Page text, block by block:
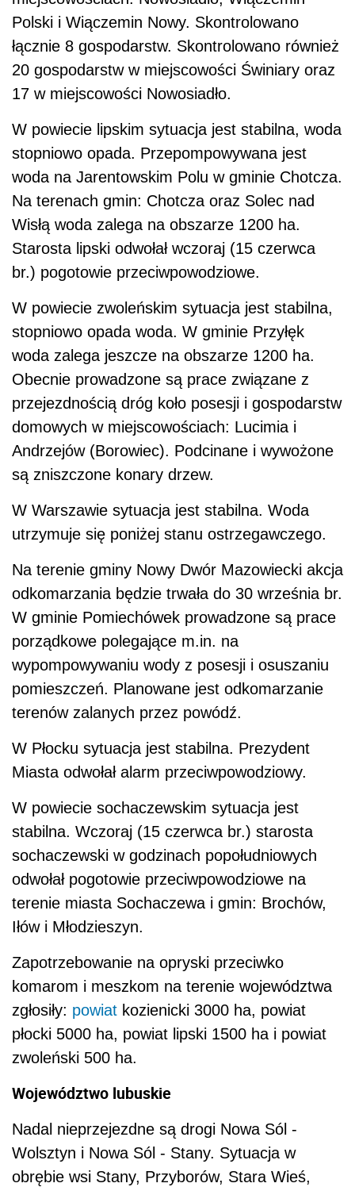
Polski i Wiączemin Nowy. Skontrolowano
łącznie 8 gospodarstw. Skontrolowano również
20 gospodarstw w miejscowości Świniary oraz
17 w miejscowości Nowosiadło.
W powiecie lipskim sytuacja jest stabilna, woda
stopniowo opada. Przepompowywana jest
woda na Jarentowskim Polu w gminie Chotcza.
Na terenach gmin: Chotcza oraz Solec nad
Wisłą woda zalega na obszarze 1200 ha.
Starosta lipski odwołał wczoraj (15 czerwca
br.) pogotowie przeciwpowodziowe.
W powiecie zwoleńskim sytuacja jest stabilna,
stopniowo opada woda. W gminie Przyłęk
woda zalega jeszcze na obszarze 1200 ha.
Obecnie prowadzone są prace związane z
przejezdnością dróg koło posesji i gospodarstw
domowych w miejscowościach: Lucimia i
Andrzejów (Borowiec). Podcinane i wywożone
są zniszczone konary drzew.
W Warszawie sytuacja jest stabilna. Woda
utrzymuje się poniżej stanu ostrzegawczego.
Na terenie gminy Nowy Dwór Mazowiecki akcja
odkomarzania będzie trwała do 30 września br.
W gminie Pomiechówek prowadzone są prace
porządkowe polegające m.in. na
wypompowywaniu wody z posesji i osuszaniu
pomieszczeń. Planowane jest odkomarzanie
terenów zalanych przez powódź.
W Płocku sytuacja jest stabilna. Prezydent
Miasta odwołał alarm przeciwpowodziowy.
W powiecie sochaczewskim sytuacja jest
stabilna. Wczoraj (15 czerwca br.) starosta
sochaczewski w godzinach popołudniowych
odwołał pogotowie przeciwpowodziowe na
terenie miasta Sochaczewa i gmin: Brochów,
Iłów i Młodzieszyn.
Zapotrzebowanie na opryski przeciwko
komarom i meszkom na terenie województwa
zgłosiły: powiat kozienicki 3000 ha, powiat
płocki 5000 ha, powiat lipski 1500 ha i powiat
zwoleński 500 ha.
Województwo lubuskie
Nadal nieprzejezdne są drogi Nowa Sól -
Wolsztyn i Nowa Sól - Stany. Sytuacja w
obrębie wsi Stany, Przyborów, Stara Wieś,